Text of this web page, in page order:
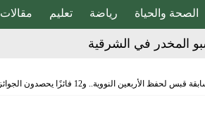
الصحة والحياة رياضة تعليم مقالات
للإبداع والاحترافية بقيادة محمد الضيف